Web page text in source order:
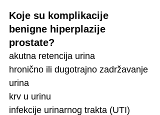
Koje su komplikacije
benigne hiperplazije
prostate?
akutna retencija urina
hronično ili dugotrajno zadržavanje
urina
krv u urinu
infekcije urinarnog trakta (UTI)